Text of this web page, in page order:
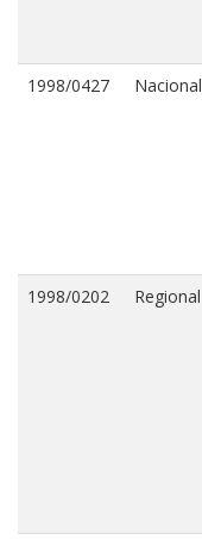
1998/0427 Nacional
1998/0202 Regional